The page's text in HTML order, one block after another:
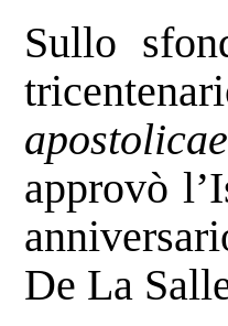
Sullo
approvò
De La